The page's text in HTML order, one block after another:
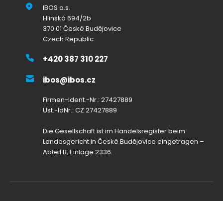
IBOS a.s.
Hlinská 694/2b
370 01 České Budějovice
Czech Republic
+420 387 310 227
ibos@ibos.cz
Firmen-Ident.-Nr.: 27427889
Ust.-IdNr.: CZ 27427889
Die Gesellschaft ist im Handelsregister beim
Landesgericht in České Budějovice eingetragen –
Abteil B, Einlage 2336.